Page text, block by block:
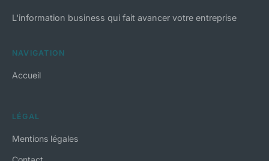
L'information business qui fait avancer votre entreprise
NAVIGATION
Accueil
LÉGAL
Mentions légales